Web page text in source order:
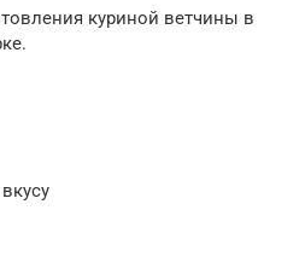
куриной ветчины в